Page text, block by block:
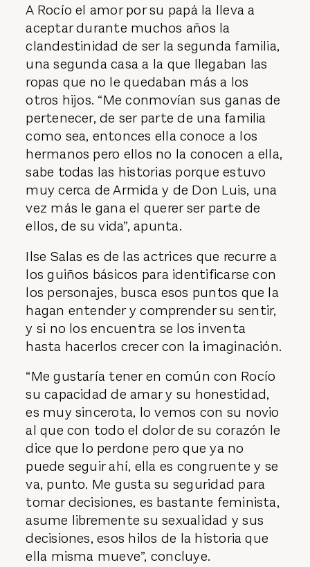
A Rocío el amor por su papá la lleva a
aceptar durante muchos años la
clandestinidad de ser la segunda familia,
una segunda casa a la que llegaban las
ropas que no le quedaban más a los
otros hijos. “Me conmovían sus ganas de
pertenecer, de ser parte de una familia
como sea, entonces ella conoce a los
hermanos pero ellos no la conocen a ella,
sabe todas las historias porque estuvo
muy cerca de Armida y de Don Luis, una
vez más le gana el querer ser parte de
ellos, de su vida”, apunta.
Ilse Salas es de las actrices que recurre a
los guiños básicos para identificarse con
los personajes, busca esos puntos que la
hagan entender y comprender su sentir,
y si no los encuentra se los inventa
hasta hacerlos crecer con la imaginación.
“Me gustaría tener en común con Rocío
su capacidad de amar y su honestidad,
es muy sincerota, lo vemos con su novio
al que con todo el dolor de su corazón le
dice que lo perdone pero que ya no
puede seguir ahí, ella es congruente y se
va, punto. Me gusta su seguridad para
tomar decisiones, es bastante feminista,
asume libremente su sexualidad y sus
decisiones, esos hilos de la historia que
ella misma mueve”, concluye.